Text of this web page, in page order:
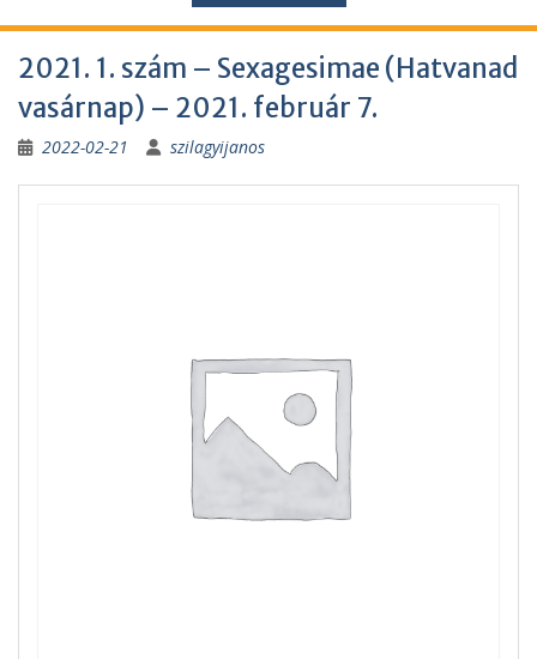
2021. 1. szám – Sexagesimae (Hatvanad
vasárnap) – 2021. február 7.
2022-02-21 szilagyijanos